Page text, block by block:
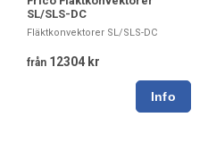
SL/SLS-DC
Fläktkonvektorer SL/SLS-DC
från 12304 kr